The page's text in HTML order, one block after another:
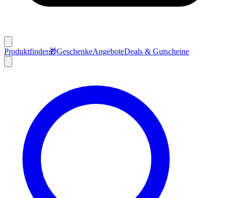
Produktfinder🎁GeschenkeAngeboteDeals & Gutscheine